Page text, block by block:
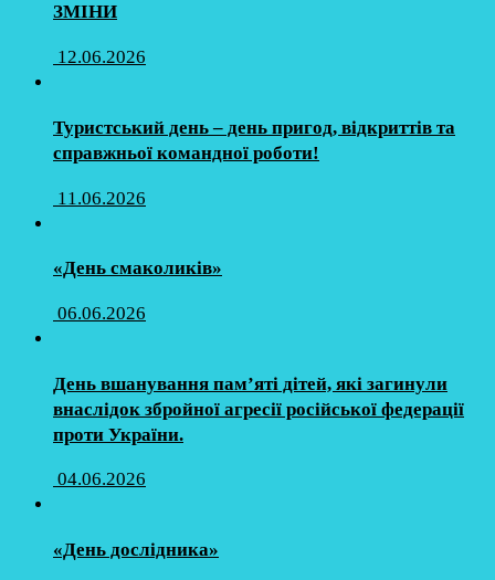
ЗМІНИ
12.06.2026
Туристський день – день пригод, відкриттів та
справжньої командної роботи!
11.06.2026
«День смаколиків»
06.06.2026
День вшанування пам’яті дітей, які загинули
внаслідок збройної агресії російської федерації
проти України.
04.06.2026
«День дослідника»